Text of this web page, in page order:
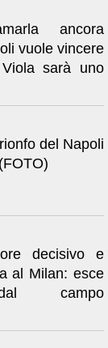
ancora
vuole vincere
sarà uno
del Napoli
decisivo e
al Milan: esce
campo